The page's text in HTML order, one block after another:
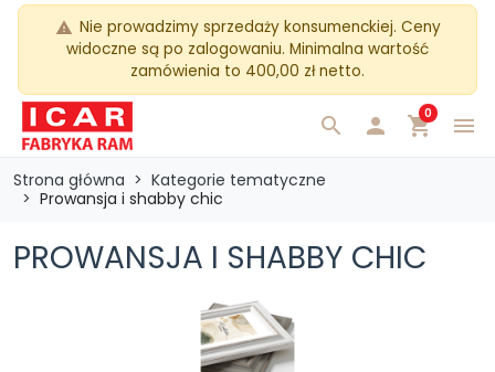
warning Nie prowadzimy sprzedaży konsumenckiej. Ceny
widoczne są po zalogowaniu. Minimalna wartość
zamówienia to 400,00 zł netto.
menu
search  shopping_cart
0
Strona główna
Kategorie tematyczne
Prowansja i shabby chic
PROWANSJA I SHABBY CHIC